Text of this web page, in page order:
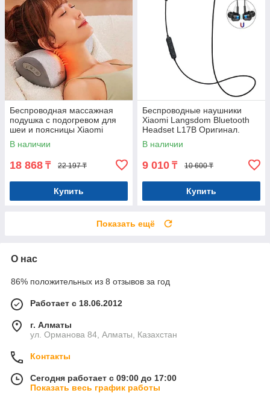
Беспроводная массажная
подушка с подогревом для
шеи и поясницы Xiaomi
Repor Smart Neck Mas.
Оригинал. Арт.7183
В наличии
18 868 ₸ 22 197 ₸
Купить
Беспроводные наушники
Xiaomi Langsdom Bluetooth
Headset L17B Оригинал.
Арт.7214
В наличии
9 010 ₸ 10 600 ₸
Купить
Показать ещё
О нас
86% положительных из 8 отзывов за год
Работает с 18.06.2012
г. Алматы
ул. Орманова 84, Алматы, Казахстан
Контакты
Сегодня работает с 09:00 до 17:00
Показать весь график работы